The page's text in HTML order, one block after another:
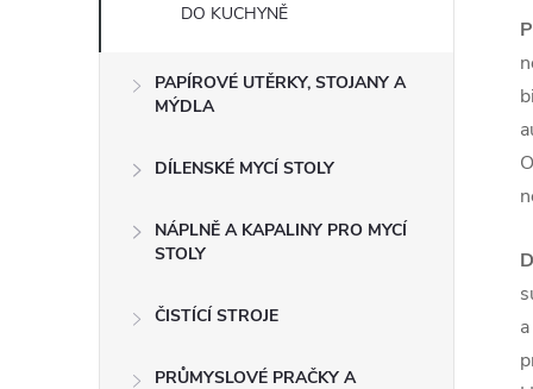
DO KUCHYNĚ
PAPÍROVÉ UTĚRKY, STOJANY A
MÝDLA
DÍLENSKÉ MYCÍ STOLY
NÁPLNĚ A KAPALINY PRO MYCÍ
STOLY
ČISTÍCÍ STROJE
PRŮMYSLOVÉ PRAČKY A